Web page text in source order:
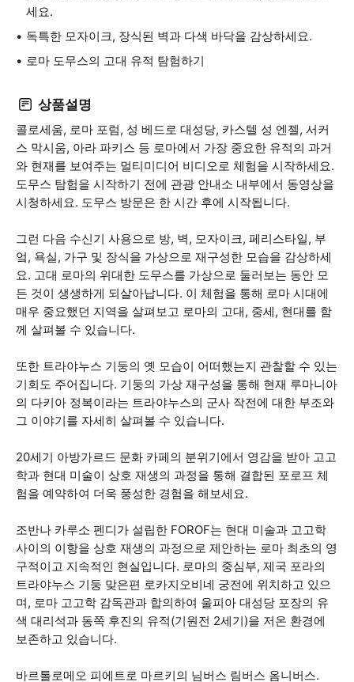
세요.
독특한 모자이크, 장식된 벽과 다색 바닥을 감상하세요.
로마 도무스의 고대 유적 탐험하기
상품설명
콜로세움, 로마 포럼, 성 베드로 대성당, 카스텔 성 엔젤, 서커
스 막시움, 아라 파키스 등 로마에서 가장 중요한 유적의 과거
와 현재를 보여주는 멀티미디어 비디오로 체험을 시작하세요.
도무스 탐험을 시작하기 전에 관광 안내소 내부에서 동영상을
시청하세요. 도무스 방문은 한 시간 후에 시작됩니다.
그런 다음 수신기 사용으로 방, 벽, 모자이크, 페리스타일, 부
엌, 욕실, 가구 및 장식을 가상으로 재구성한 모습을 감상하세
요. 고대 로마의 위대한 도무스를 가상으로 둘러보는 동안 모
든 것이 생생하게 되살아납니다. 이 체험을 통해 로마 시대에
매우 중요했던 지역을 살펴보고 로마의 고대, 중세, 현대를 함
께 살펴볼 수 있습니다.
또한 트라야누스 기둥의 옛 모습이 어떠했는지 관찰할 수 있는
기회도 주어집니다. 기둥의 가상 재구성을 통해 현재 루마니아
의 다키아 정복이라는 트라야누스의 군사 작전에 대한 부조와
그 이야기를 자세히 살펴볼 수 있습니다.
20세기 아방가르드 문화 카페의 분위기에서 영감을 받아 고고
학과 현대 미술이 상호 재생의 과정을 통해 결합된 포로프 체
험을 예약하여 더욱 풍성한 경험을 해보세요.
조반나 카루소 펜디가 설립한 FOROF는 현대 미술과 고고학
사이의 이항을 상호 재생의 과정으로 제안하는 로마 최초의 영
구적이고 지속적인 현실입니다. 로마의 중심부, 제국 포라의
트라야누스 기둥 맞은편 로카지오비네 궁전에 위치하고 있으
며, 로마 고고학 감독관과 합의하여 울피아 대성당 포장의 유
색 대리석과 동쪽 후진의 유적(기원전 2세기)을 저온 환경에
보존하고 있습니다.
바르톨로메오 피에트로 마르키의 님버스 림버스 옴니버스.